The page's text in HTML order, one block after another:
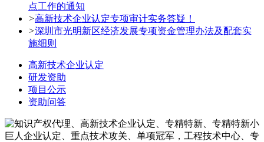
点工作的通知
>高新技术企业认定专项审计实务答疑！
>深圳市光明新区经济发展专项资金管理办法及配套实
施细则
高新技术企业认定
研发资助
项目公示
资助问答